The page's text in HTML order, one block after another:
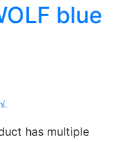
blue
has multiple